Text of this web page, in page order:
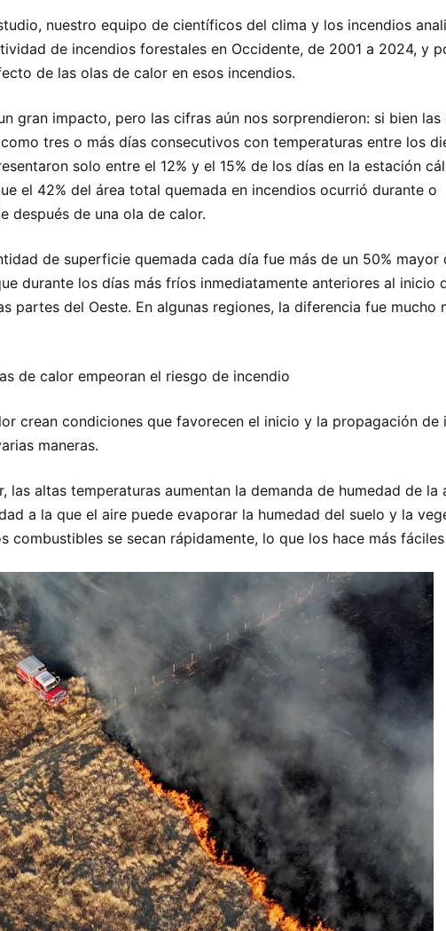
nuestro equipo de científicos del clima y los incendios
de incendios forestales en Occidente, de 2001 a 2024, y
de las olas de calor en esos incendios.
gran impacto, pero las cifras aún nos sorprendieron: si bien las
tres o más días consecutivos con temperaturas entre los
solo entre el 12% y el 15% de los días en la estación
el 42% del área total quemada en incendios ocurrió durante o
después de una ola de calor.
de superficie quemada cada día fue más de un 50% mayor
durante los días más fríos inmediatamente anteriores al inicio
partes del Oeste. En algunas regiones, la diferencia fue mucho
de calor empeoran el riesgo de incendio
crean condiciones que favorecen el inicio y la propagación de
maneras.
las altas temperaturas aumentan la demanda de humedad de la
a la que el aire puede evaporar la humedad del suelo y la
combustibles se secan rápidamente, lo que los hace más